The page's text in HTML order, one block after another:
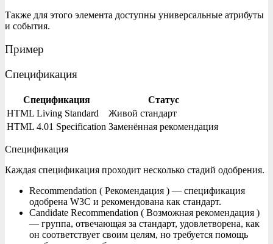
Также для этого элемента доступны универсальные атрибуты
и события.
Пример
Спецификация
Спецификация
Статус
HTML Living Standard
Живой стандарт
HTML 4.01 Specification Заменённая рекомендация
Спецификация
Каждая спецификация проходит несколько стадий одобрения.
Recommendation ( Рекомендация ) — спецификация
одобрена W3C и рекомендована как стандарт.
Candidate Recommendation ( Возможная рекомендация )
— группа, отвечающая за стандарт, удовлетворена, как
он соответствует своим целям, но требуется помощь